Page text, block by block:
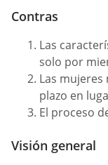
Contras
Las
solo por
Las
plazo en
El proceso
Visión general